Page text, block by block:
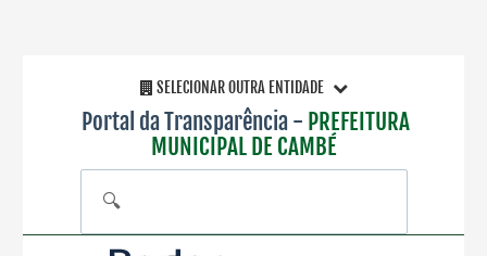
SELECIONAR OUTRA ENTIDADE
Portal da Transparência - PREFEITURA
MUNICIPAL DE CAMBÉ
🔍